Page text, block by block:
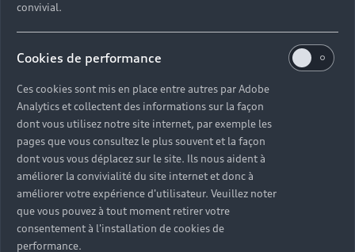
convivial.
Cookies de performance
Ces cookies sont mis en place entre autres par Adobe
Analytics et collectent des informations sur la façon
dont vous utilisez notre site internet, par exemple les
pages que vous consultez le plus souvent et la façon
dont vous vous déplacez sur le site. Ils nous aident à
améliorer la convivialité du site internet et donc à
améliorer votre expérience d'utilisateur. Veuillez noter
que vous pouvez à tout moment retirer votre
consentement à l'installation de cookies de
performance.